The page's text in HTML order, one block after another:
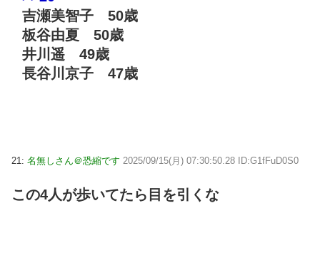
吉瀬美智子 50歳
板谷由夏 50歳
井川遥 49歳
長谷川京子 47歳
21: 名無しさん＠恐縮です 2025/09/15(月) 07:30:50.28 ID:G1fFuD0S0
この4人が歩いてたら目を引くな